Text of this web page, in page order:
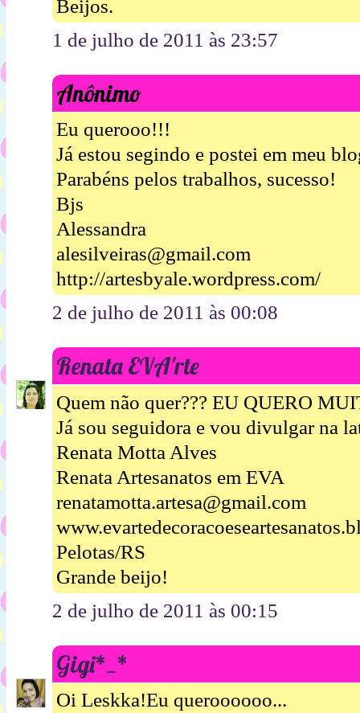
Beijos.
1 de julho de 2011 às 23:57
Anônimo
Eu querooo!!!
Já estou segindo e postei em meu
Parabéns pelos trabalhos, sucesso!
Bjs
Alessandra
alesilveiras@gmail.com
http://artesbyale.wordpress.com/
2 de julho de 2011 às 00:08
Renata EVA'rte
Quem não quer??? EU QUERO
Já sou seguidora e vou divulgar na
Renata Motta Alves
Renata Artesanatos em EVA
renatamotta.artesa@gmail.com
Pelotas/RS
Grande beijo!
2 de julho de 2011 às 00:15
Gigi*_*
Oi Leskka!Eu queroooooo...